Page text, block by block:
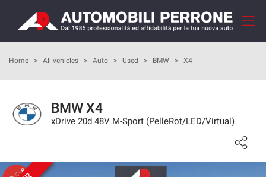
HOME
HOW TO BUY
Home > All vehicles > Auto > Used > BMW > X4
BMW X4
xDrive 20d 48V M-Sport (PelleRot/LED/Virtual)
Your
consent
preferences
following
allows
you
to
consent